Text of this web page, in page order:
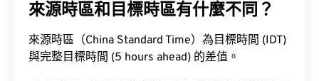
來源時區和目標時區有什麼不同？
來源時區（China Standard Time）為目標時間 (IDT)
與完整目標時間 (5 hours ahead) 的差值。